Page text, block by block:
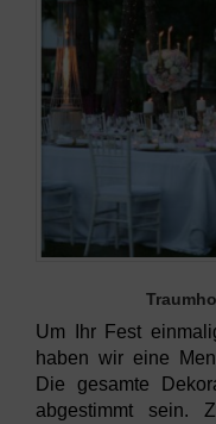
Um Ihr Fest
haben wir eine
Die gesamte
abgestimmt sein.